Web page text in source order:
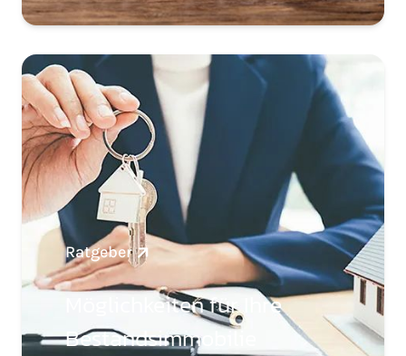
Ratgeber
Möglichkeiten für Ihre
Bestandsimmobilie